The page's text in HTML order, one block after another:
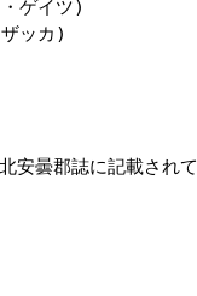
ゲイツ)
ッカ)
安曇郡誌に記載され